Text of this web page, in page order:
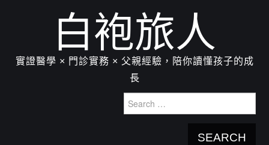
白袍旅人
實證醫學 × 門診實務 × 父親經驗，陪你讀懂孩子的成
長
for: